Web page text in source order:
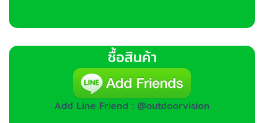
ซื้อสินค้า
Add Line Friend : @outdoorvision